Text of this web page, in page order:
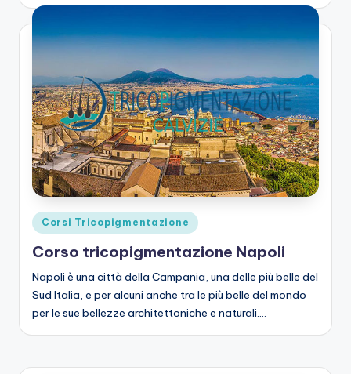
iz
ie
Posted
in
Corsi Tricopigmentazione
Corso tricopigmentazione Napoli
Napoli è una città della Campania, una delle più belle del
Sud Italia, e per alcuni anche tra le più belle del mondo
per le sue bellezze architettoniche e naturali.…